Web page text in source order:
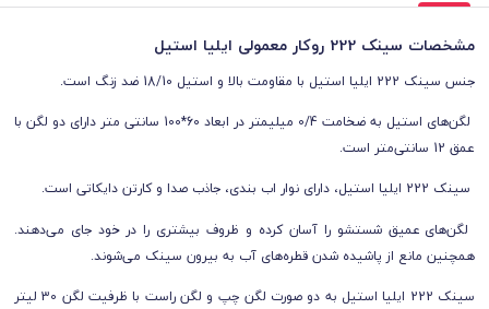
مشخصات سینک 222 روکار معمولی ایلیا استیل
جنس سینک 222 ایلیا استیل با مقاومت بالا و استیل 18/10 ضد زنگ
است.
لگن‌های استیل به ضخامت 0/4 میلیمتر در ابعاد
60*100 سانتی متر
دارای دو لگن با
عمق 12 سانتی‌متر
است.
سینک 222 ایلیا استیل، دارای نوار اب بندی، جاذب صدا و کارتن دایکاتی است.
لگن‌های عمیق شستشو را آسان کرده و ظروف بیشتری را در خود جای می‌دهند.
همچنین مانع از پاشیده شدن قطره‌های آب به بیرون سینک می‌شوند.
سینک 222 ایلیا استیل به دو صورت لگن چپ و لگن راست با ظرفیت لگن 30 لیتر